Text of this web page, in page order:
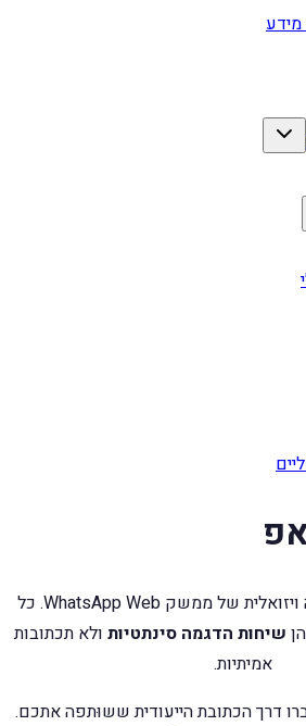
מידע
העמוד הזה מציג הדגמה ויזואלית של ממשק WhatsApp Web. כל
שיחות הדגמה סינתטיות ולא תכתובות
אמיתיות.
דרך הכתובת הייעודית ששוּתפה אתכם.